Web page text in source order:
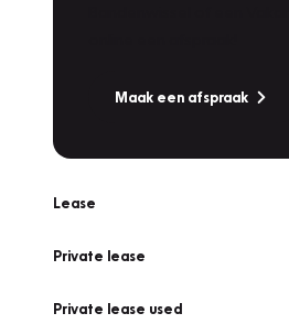
Maak een afspraak
Lease
Private lease
Private lease used